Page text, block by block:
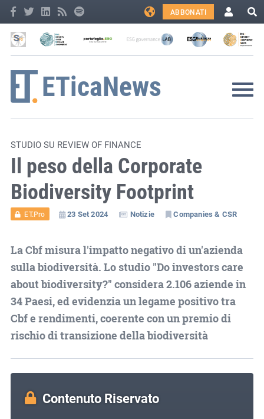
ABBONATI
STUDIO SU REVIEW OF FINANCE
Il peso della Corporate
Biodiversity Footprint
ET.Pro 23 Set 2024 Notizie Companies & CSR
La Cbf misura l'impatto negativo di un'azienda
sulla biodiversità. Lo studio "Do investors care
about biodiversity?" considera 2.106 aziende in
34 Paesi, ed evidenzia un legame positivo tra
Cbf e rendimenti, coerente con un premio di
rischio di transizione della biodiversità
Contenuto Riservato